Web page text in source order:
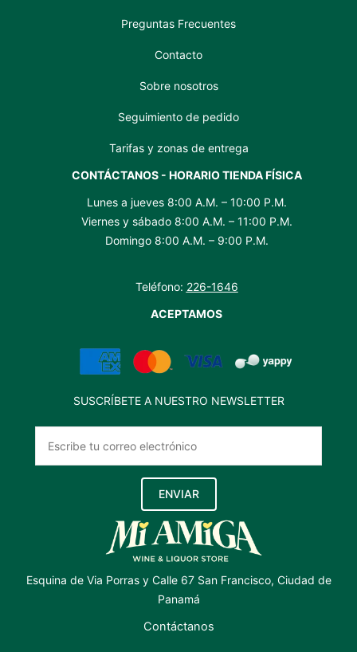
Preguntas Frecuentes
Contacto
Sobre nosotros
Seguimiento de pedido
Tarifas y zonas de entrega
CONTÁCTANOS - HORARIO TIENDA FÍSICA
Lunes a jueves 8:00 A.M. – 10:00 P.M.
Viernes y sábado 8:00 A.M. – 11:00 P.M.
Domingo 8:00 A.M. – 9:00 P.M.
Teléfono: 226-1646
ACEPTAMOS
SUSCRÍBETE A NUESTRO NEWSLETTER
ENVIAR
Esquina de Via Porras y Calle 67 San Francisco, Ciudad de
Panamá
Contáctanos